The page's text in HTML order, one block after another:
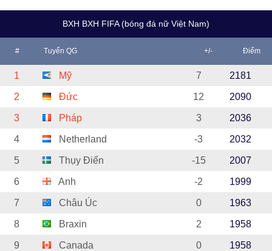
BXH BXH FIFA (bóng đá nữ Việt Nam)
# Tuyển QG +/- Điểm
1 Mỹ 7 2181
2 Đức 12 2090
3 Pháp 3 2036
4 Netherland -3 2032
5 Thụy Điển -15 2007
6 Anh -2 1999
7 Châu Úc 0 1963
8 Braxin 2 1958
9 Canada 0 1958